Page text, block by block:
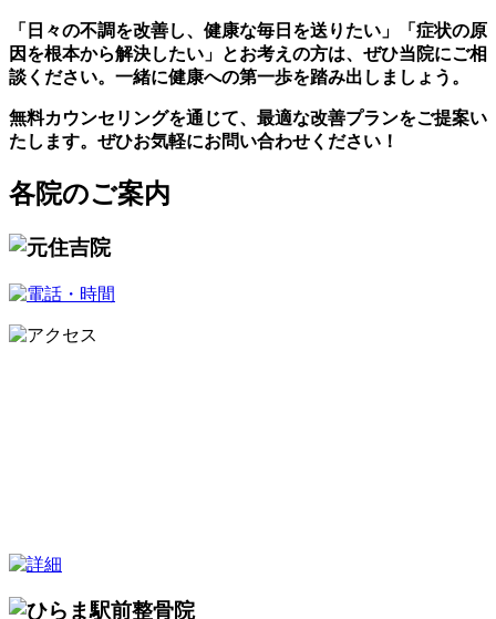
「日々の不調を改善し、健康な毎日を送りたい」「症状の原
因を根本から解決したい」とお考えの方は、ぜひ当院にご相
談ください。一緒に健康への第一歩を踏み出しましょう。
無料カウンセリングを通じて、最適な改善プランをご提案い
たします。ぜひお気軽にお問い合わせください！
各院のご案内